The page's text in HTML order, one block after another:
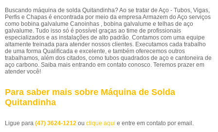
Buscando máquina de solda Quitandinha? Ao se tratar de Aço - Tubos, Vigas,
Perfis e Chapas é encontrada por meio da empresa Armazem do Aço serviços
como bobina galvalume Canoinhas , bobina galvalume e telhas de aço
galvalume. Tudo isso só é possível graças ao time de profissionais
especializados e as instalações de alto padrão. Contamos com uma equipe
altamente treinada para atender nossos clientes. Executamos cada trabalho
de uma forma Qualificada e excelente, e também oferecemos outros
trabalhamos, além dos citados, como tubos quadrados de aço e cantoneira de
aço carbono. Saiba mais entrando em contato conosco. Teremos prazer em
atender você!
Para saber mais sobre Máquina de Solda
Quitandinha
Ligue para (47) 3624-1212 ou clique aqui e entre em contato por email.